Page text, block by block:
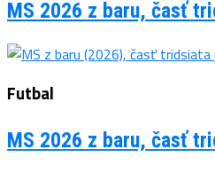
MS 2026 z baru, časť
Futbal
MS 2026 z baru, časť